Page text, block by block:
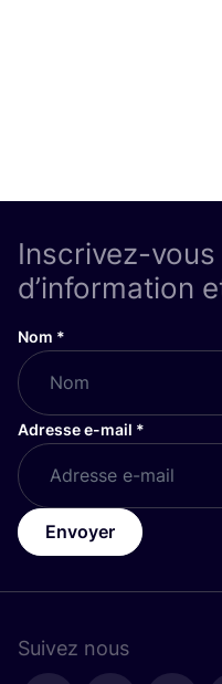
Inscrivez-
d’information
Nom *
Adresse e-mail *
Envoyer
Suivez nous